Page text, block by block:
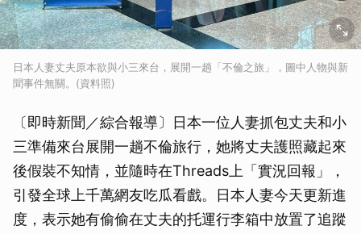
日本人妻丈夫原本欲與小三來台，展開一趟「不倫之旅」，圖中人物與新
聞事件無關。(資料照)
〔即時新聞／綜合報導〕日本一位人妻抓包丈夫和小
三準備來台展開一趟不倫旅行，她將丈夫護照藏起來
後假裝不知情，並隨時在Threads上「實況回報」，
引發全球上千萬網友吃瓜看戲。日本人妻今天更新進
度，表示她有偷偷在丈夫的托運行李箱中放置了追蹤